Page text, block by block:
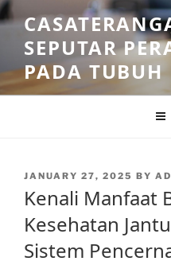
Skip
to
contentSEPUTAR
PADA TUBUH
POSTED
JANUARY 27, 2025 BY
Kenali Manfaat
Kesehatan
Sistem